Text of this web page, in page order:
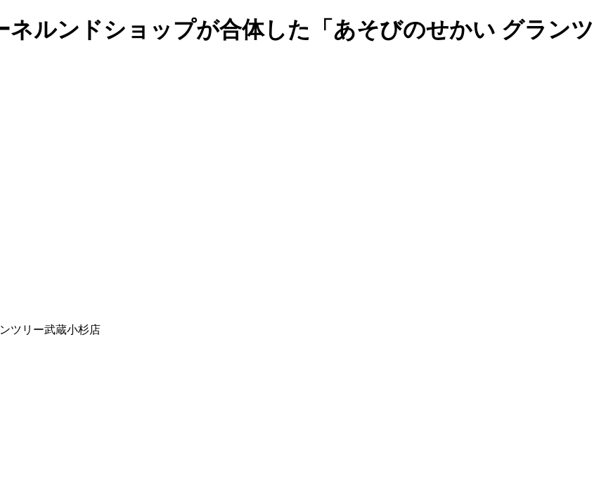
ルンドショップが合体した「あそびのせかい グランツ
ツリー武蔵小杉店